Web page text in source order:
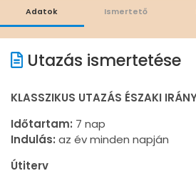
Adatok Ismertető
Utazás ismertetése
KLASSZIKUS UTAZÁS ÉSZAKI
Időtartam: 7 nap
Indulás: az év minden napján
Útiterv